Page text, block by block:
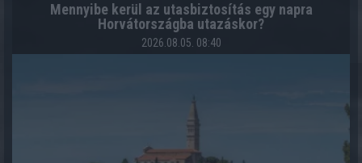
Mennyibe kerül az utasbiztosítás egy napra
Horvátországba utazáskor?
2026.08.05. 08:40